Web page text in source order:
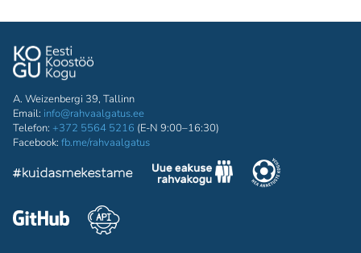
A. Weizenbergi 39, Tallinn
Email: info@rahvaalgatus.ee
Telefon: +372 5564 5216 (E-N 9:00–16:30)
Facebook: fb.me/rahvaalgatus